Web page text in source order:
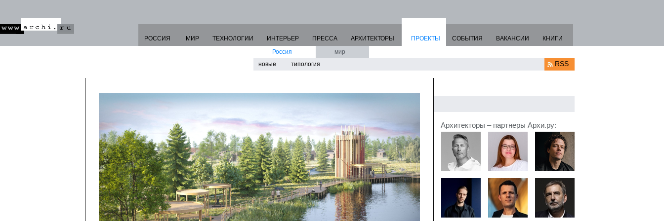
РОССИЯ МИР ТЕХНОЛОГИИ ИНТЕРЬЕР ПРЕССА АРХИТЕКТОРЫ
ПРОЕКТЫ
Россия
новые
типология
мир
СОБЫТИЯ ВАКАНСИИ КНИГИ
RSS
Архитекторы – партнеры Архи.ру: